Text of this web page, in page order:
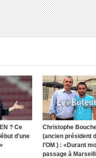
? Ce
d'une
Christophe
(ancien président
l’OM ) : «Durant
passage à